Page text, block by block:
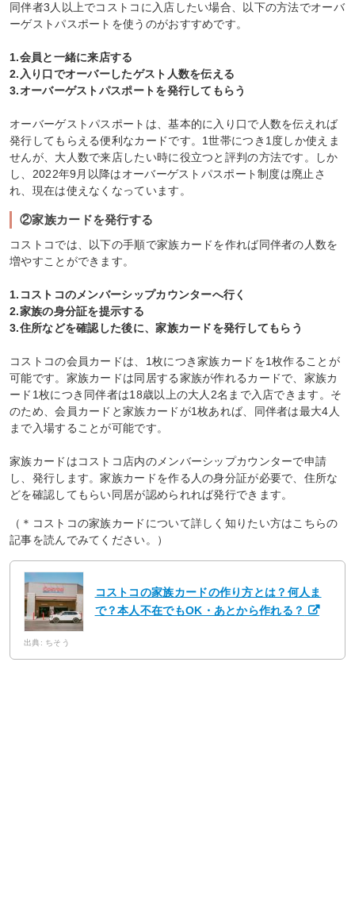
同伴者3人以上でコストコに入店したい場合、以下の方法でオーバ
ーゲストパスポートを使うのがおすすめです。
1.会員と一緒に来店する
2.入り口でオーバーしたゲスト人数を伝える
3.オーバーゲストパスポートを発行してもらう
オーバーゲストパスポートは、基本的に入り口で人数を伝えれば
発行してもらえる便利なカードです。1世帯につき1度しか使えま
せんが、大人数で来店したい時に役立つと評判の方法です。しか
し、2022年9月以降はオーバーゲストパスポート制度は廃止さ
れ、現在は使えなくなっています。
②家族カードを発行する
コストコでは、以下の手順で家族カードを作れば同伴者の人数を
増やすことができます。
1.コストコのメンバーシップカウンターへ行く
2.家族の身分証を提示する
3.住所などを確認した後に、家族カードを発行してもらう
コストコの会員カードは、1枚につき家族カードを1枚作ることが
可能です。家族カードは同居する家族が作れるカードで、家族カ
ード1枚につき同伴者は18歳以上の大人2名まで入店できます。そ
のため、会員カードと家族カードが1枚あれば、同伴者は最大4人
まで入場することが可能です。
家族カードはコストコ店内のメンバーシップカウンターで申請
し、発行します。家族カードを作る人の身分証が必要で、住所な
どを確認してもらい同居が認められれば発行できます。
（＊コストコの家族カードについて詳しく知りたい方はこちらの
記事を読んでみてください。）
コストコの家族カードの作り方とは？何人ま
で？本人不在でもOK・あとから作れる？
出典: ちそう